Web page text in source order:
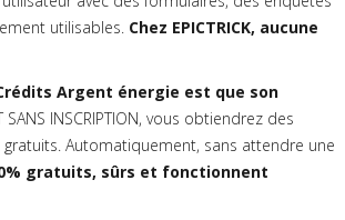
utilisables. Chez EPICTRICK, aucune
Argent énergie est que son
INSCRIPTION, vous obtiendrez des
gratuits. Automatiquement, sans attendre une
gratuits, sûrs et fonctionnent